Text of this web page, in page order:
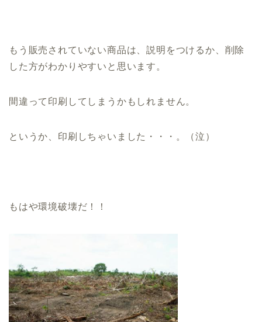
もう販売されていない商品は、説明をつけるか、削除
した方がわかりやすいと思います。
間違って印刷してしまうかもしれません。
というか、印刷しちゃいました・・・。（泣）
もはや環境破壊だ！！